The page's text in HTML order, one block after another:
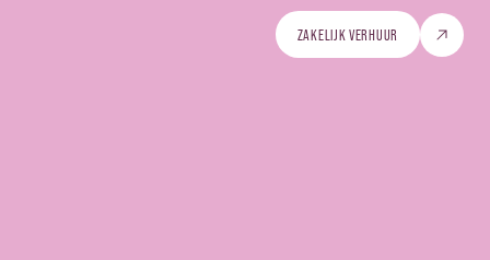
ZAKELIJK VERHUUR